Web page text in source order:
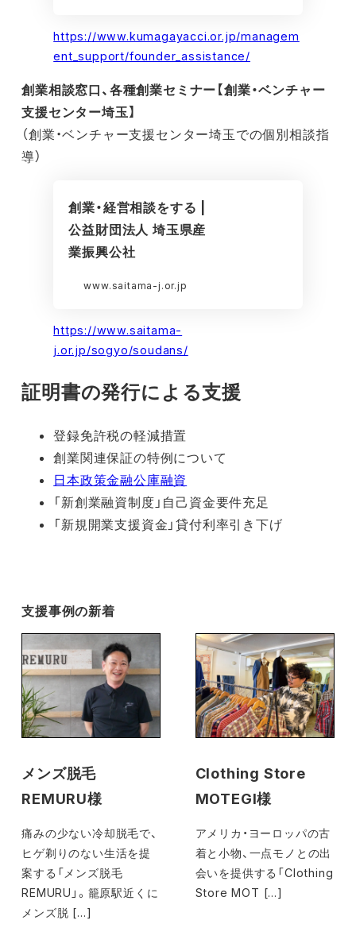
https://www.kumagayacci.or.jp/managem
ent_support/founder_assistance/
創業相談窓口、各種創業セミナー【創業・ベンチャー
支援センター埼玉】
（創業・ベンチャー支援センター埼玉での個別相談指
導）
創業・経営相談をする |
公益財団法人 埼玉県産
業振興公社
www.saitama-j.or.jp
https://www.saitama-
j.or.jp/sogyo/soudans/
証明書の発行による支援
登録免許税の軽減措置
創業関連保証の特例について
日本政策金融公庫融資
「新創業融資制度」自己資金要件充足
「新規開業支援資金」貸付利率引き下げ
支援事例の新着
メンズ脱毛
REMURU様
痛みの少ない冷却脱毛で、
ヒゲ剃りのない生活を提
案する「メンズ脱毛
REMURU」。籠原駅近くに
メンズ脱 […]
Clothing Store
MOTEGI様
アメリカ・ヨーロッパの古
着と小物、一点モノとの出
会いを提供する「Clothing
Store MOT […]